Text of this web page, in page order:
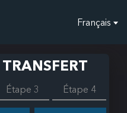
Français
Étape 3 Étape 4